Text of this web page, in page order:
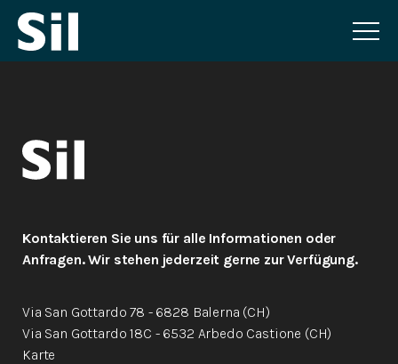
Unterstützung bei der Arbeitsvermittlung
Erarbeitung des Lebenslaufs – Erstellung
eines Bewerbungsschreibens – Vorbereitung
Unterstützung bei der Arbeitssuche.
Kontaktieren Sie uns für alle Informationen oder
Anfragen. Wir stehen jederzeit gerne zur Verfügung.
Via San Gottardo 78 - 6828 Balerna (CH)
Via San Gottardo 18C - 6532 Arbedo Castione (CH)
Karte